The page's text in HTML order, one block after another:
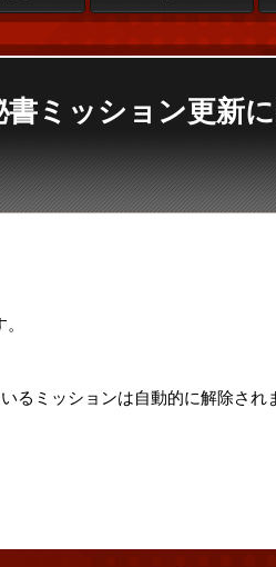
書ミッション更新
るミッションは自動的に解除され